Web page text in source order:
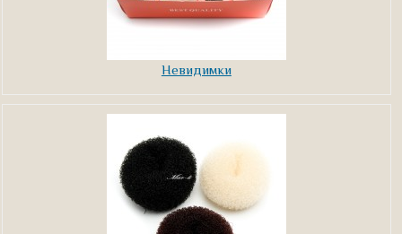
Невидимки